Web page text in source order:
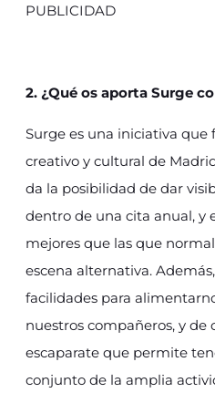
PUBLICIDAD
2. ¿Qué os aporta Surge
Surge es una iniciativa que
creativo y cultural de
da la posibilidad de dar
dentro de una cita anual, y
mejores que las que
escena alternativa.
facilidades para
nuestros compañeros, y de
escaparate que permite
conjunto de la amplia